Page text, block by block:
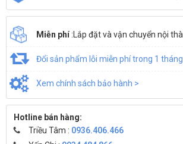
Miễn phí:Lắp đặt và vận chuyển nội
Đổi sản phẩm lỗi miễn phí trong 1 tháng
Xem chính sách bảo hành >
Hotline bán hàng:
Triều Tâm : 0936.406.466